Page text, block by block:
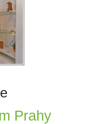
Prahy